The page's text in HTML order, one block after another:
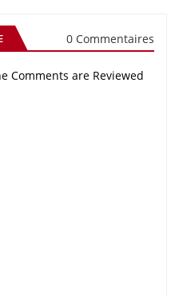
0 Commentaires
Comments are Reviewed